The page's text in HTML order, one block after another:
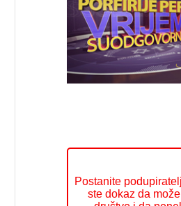
Postanite
ste dokaz da